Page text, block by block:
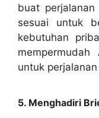
buat
sesuai untuk
kebutuhan
untuk
5. Menghadiri